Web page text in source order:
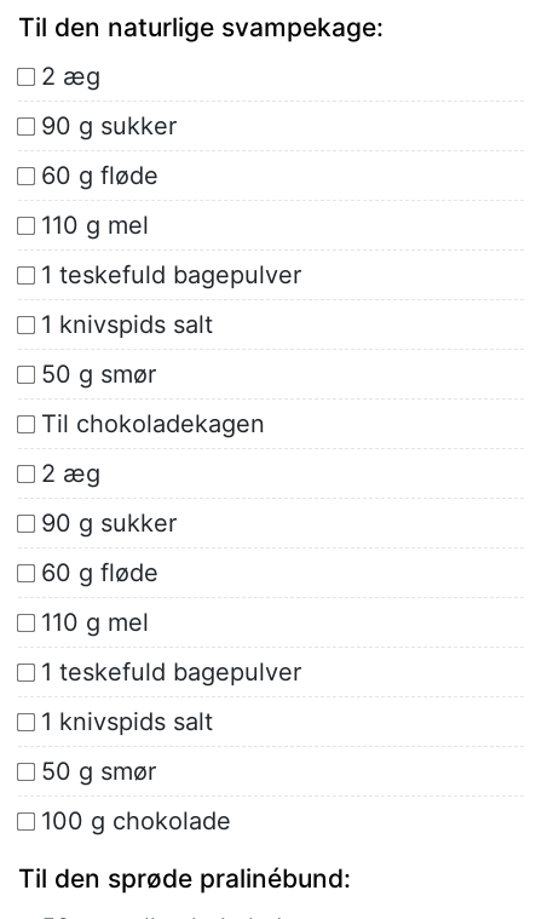
Til den naturlige svampekage:
2 æg
90 g sukker
60 g fløde
110 g mel
1 teskefuld bagepulver
1 knivspids salt
50 g smør
Til chokoladekagen
2 æg
90 g sukker
60 g fløde
110 g mel
1 teskefuld bagepulver
1 knivspids salt
50 g smør
100 g chokolade
Til den sprøde pralinébund: